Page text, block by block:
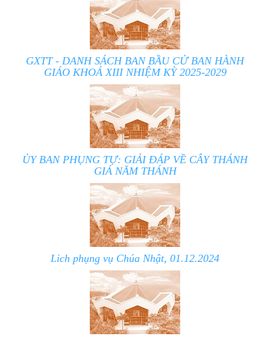
GXTT - DANH SÁCH BAN BẦU CỬ BAN HÀNH
GIÁO KHOÁ XIII NHIỆM KỲ 2025-2029
ỦY BAN PHỤNG TỰ: GIẢI ĐÁP VỀ CÂY THÁNH
GIÁ NĂM THÁNH
Lich phụng vụ Chúa Nhật, 01.12.2024